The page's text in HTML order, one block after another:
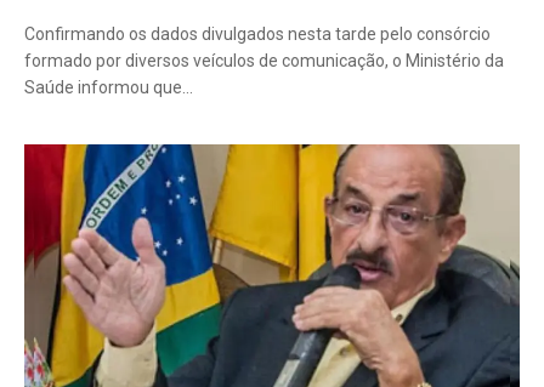
Confirmando os dados divulgados nesta tarde pelo consórcio
formado por diversos veículos de comunicação, o Ministério da
Saúde informou que…